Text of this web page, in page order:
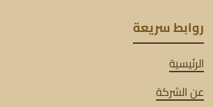
روابط سريعة
الرئيسية
عن الشركة